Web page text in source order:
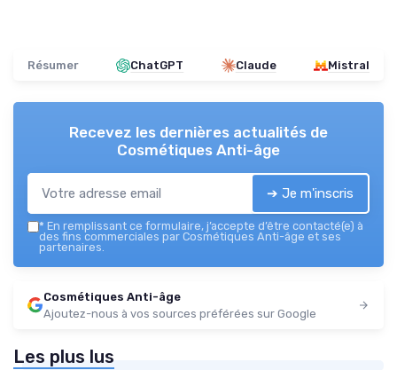
Résumer ChatGPT Claude Mistral
Recevez les dernières actualités de
Cosmétiques Anti-âge
➔ Je m'inscris
* En remplissant ce formulaire, j’accepte d’être contacté(e) à
des fins commerciales par Cosmétiques Anti-âge et ses
partenaires.
Cosmétiques Anti-âge
Ajoutez-nous à vos sources préférées sur Google
Les plus lus